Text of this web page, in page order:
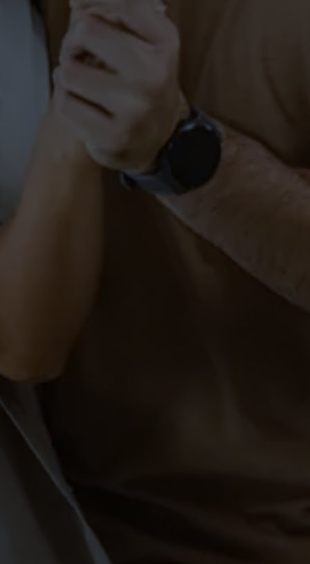
West-Coast-Swing in
Markdorf
SCHÜLER
Hochzeitskurse Markdorf –
Kurs / Club!
PAARE